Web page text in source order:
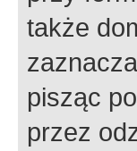
także
pisząc
przez